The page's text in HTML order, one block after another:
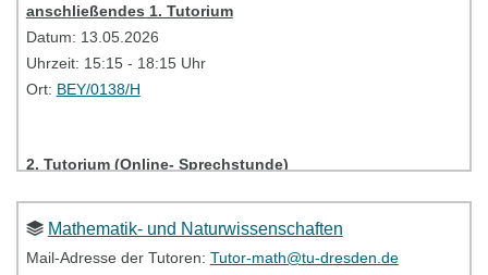
anschließendes 1. Tutorium
Datum: 13.05.2026
Uhrzeit: 15:15 - 18:15 Uhr
Ort: BEY/0138/H
2. Tutorium (Online- Sprechstunde)
Link:BBB
Mathematik- und Naturwissenschaften
Mail-Adresse der Tutoren: Tutor-math@tu-dresden.de